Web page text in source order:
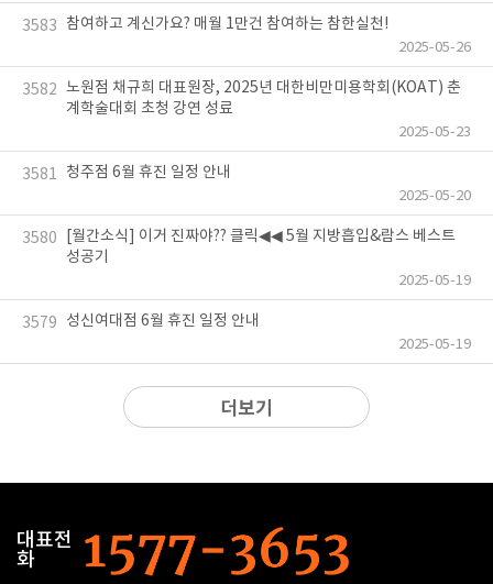
3583 참여하고 계신가요? 매월 1만건 참여하는 참한실천!
2025-05-26
3582 노원점 채규희 대표원장, 2025년 대한비만미용학회(KOAT) 춘
계학술대회 초청 강연 성료
2025-05-23
3581 청주점 6월 휴진 일정 안내
2025-05-20
3580
[월간소식] 이거 진짜야?? 클릭◀◀ 5월 지방흡입&람스 베스트
성공기
2025-05-19
3579 성신여대점 6월 휴진 일정 안내
2025-05-19
더보기
대표전
화